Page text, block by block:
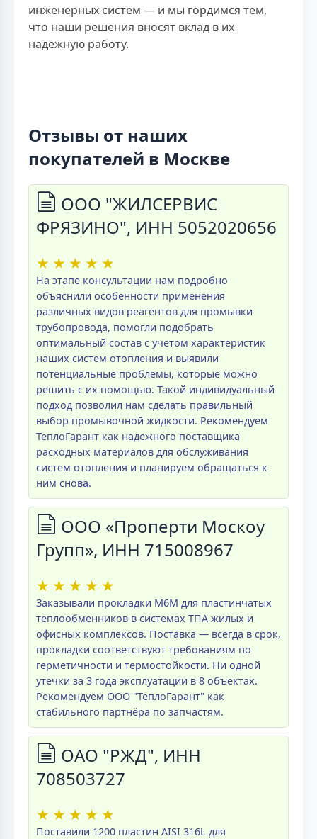
инженерных систем — и мы гордимся тем,
что наши решения вносят вклад в их
надёжную работу.
Отзывы от наших
покупателей в Москве
ООО "ЖИЛСЕРВИС
ФРЯЗИНО", ИНН 5052020656
★ ★ ★ ★ ★
На этапе консультации нам подробно
объяснили особенности применения
различных видов реагентов для промывки
трубопровода, помогли подобрать
оптимальный состав с учетом характеристик
наших систем отопления и выявили
потенциальные проблемы, которые можно
решить с их помощью. Такой индивидуальный
подход позволил нам сделать правильный
выбор промывочной жидкости. Рекомендуем
ТеплоГарант как надежного поставщика
расходных материалов для обслуживания
систем отопления и планируем обращаться к
ним снова.
ООО «Проперти Москоу
Групп», ИНН 715008967
★ ★ ★ ★ ★
Заказывали прокладки M6M для пластинчатых
теплообменников в системах ТПА жилых и
офисных комплексов. Поставка — всегда в срок,
прокладки соответствуют требованиям по
герметичности и термостойкости. Ни одной
утечки за 3 года эксплуатации в 8 объектах.
Рекомендуем ООО "ТеплоГарант" как
стабильного партнёра по запчастям.
ОАО "РЖД", ИНН
708503727
★ ★ ★ ★ ★
Поставили 1200 пластин AISI 316L для